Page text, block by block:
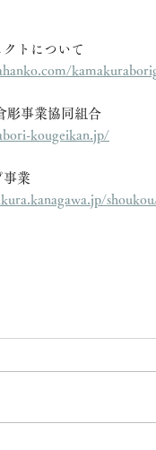
トについて
彫事業協同組合
kougeikan.jp/
事業